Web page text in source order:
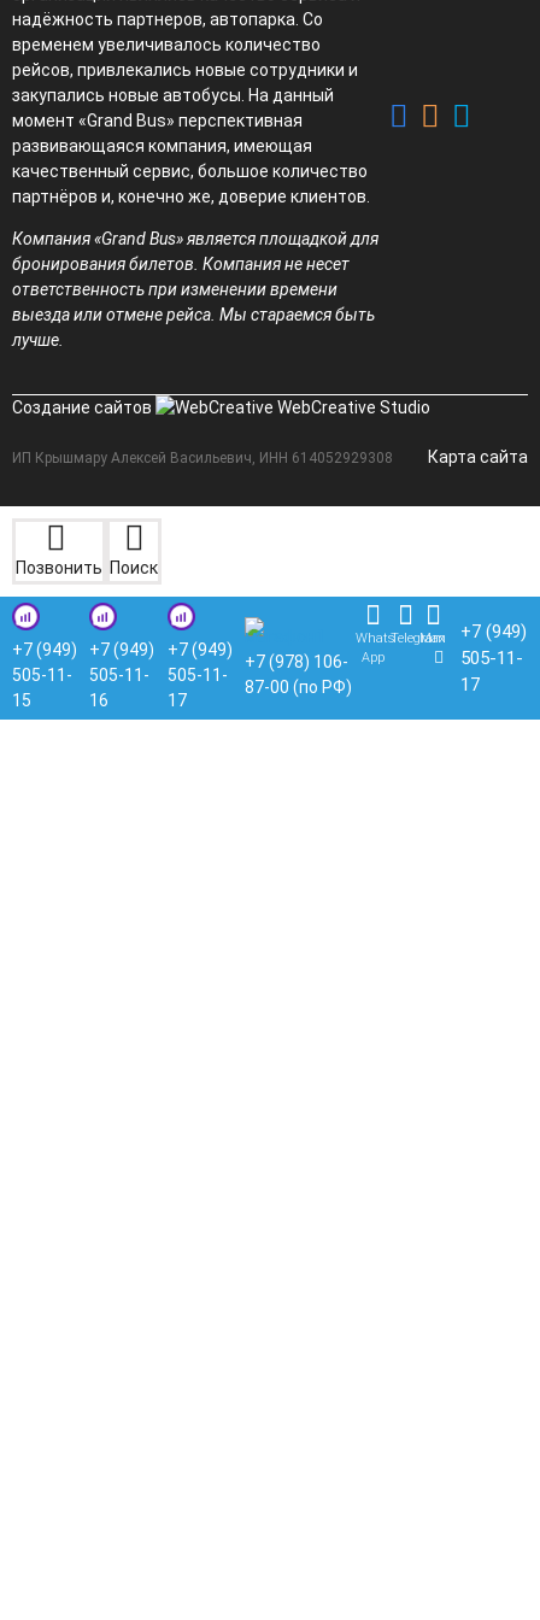
надёжность партнеров, автопарка. Со
временем увеличивалось количество
рейсов, привлекались новые сотрудники и
закупались новые автобусы. На данный
момент «Grand Bus» перспективная
развивающаяся компания, имеющая
качественный сервис, большое количество
партнёров и, конечно же, доверие клиентов.
Компания «Grand Bus» является площадкой для
бронирования билетов. Компания не несет
ответственность при изменении времени
выезда или отмене рейса. Мы стараемся быть
лучше.
Создание сайтов WebCreative Studio
ИП Крышмару Алексей Васильевич, ИНН 614052929308 Карта сайта
Позвонить Поиск
+7 (949)
505-11-
15
+7 (949)
505-11-
16
+7 (949)
505-11-
17
+7 (978) 106-
87-00 (по РФ)
Whats
App
Telegram
Max
+7 (949)
505-11-
17